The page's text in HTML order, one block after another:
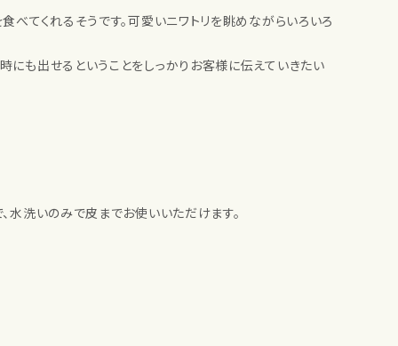
べてくれるそうです。可愛いニワトリを眺めながらいろいろ
にも出せるということをしっかりお客様に伝えていきたい
水洗いのみで皮までお使いいただけます。